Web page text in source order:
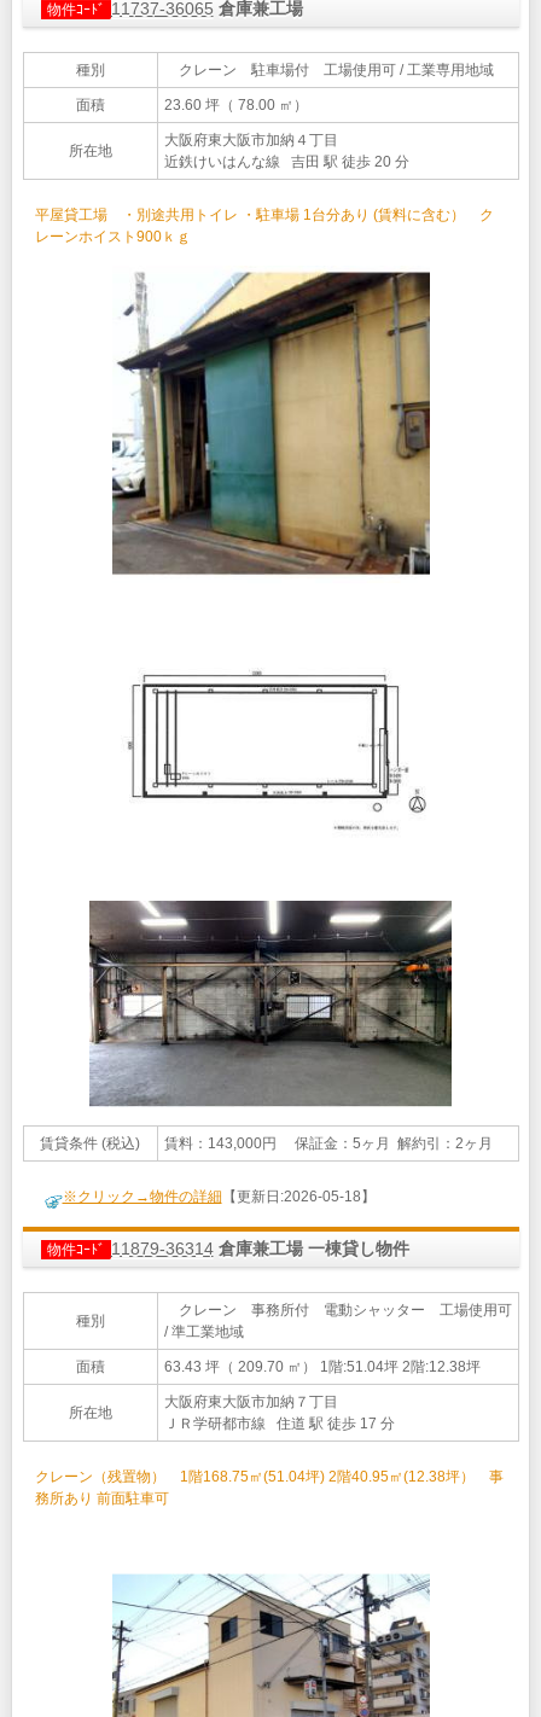
物件ｺｰﾄﾞ 11737-36065 倉庫兼工場
種別 クレーン 駐車場付 工場使用可 / 工業専用地域
面積 23.60 坪（ 78.00 ㎡）
所在地
大阪府東大阪市加納４丁目
近鉄けいはんな線 吉田 駅 徒歩 20 分
平屋貸工場 ・別途共用トイレ ・駐車場 1台分あり (賃料に含む） ク
レーンホイスト900ｋｇ
賃貸条件 (税込) 賃料：143,000円 保証金：5ヶ月 解約引：2ヶ月
※クリック→物件の詳細 【更新日:2026-05-18】
物件ｺｰﾄﾞ 11879-36314 倉庫兼工場 一棟貸し物件
種別
クレーン 事務所付 電動シャッター 工場使用可
/ 準工業地域
面積 63.43 坪（ 209.70 ㎡） 1階:51.04坪 2階:12.38坪
所在地
大阪府東大阪市加納７丁目
ＪＲ学研都市線 住道 駅 徒歩 17 分
クレーン（残置物） 1階168.75㎡(51.04坪) 2階40.95㎡(12.38坪） 事
務所あり 前面駐車可